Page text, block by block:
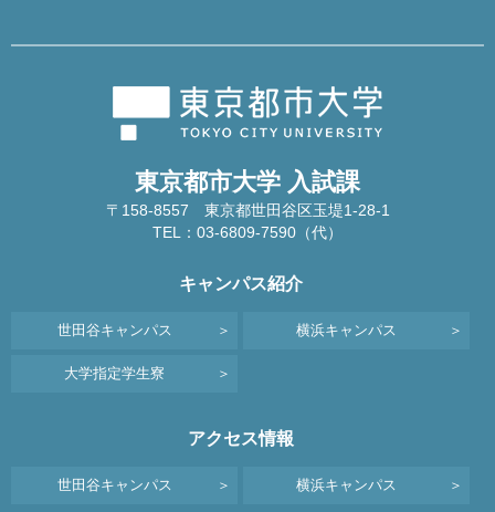
東京都市大学 入試課
〒158-8557 東京都世田谷区玉堤1-28-1
TEL：03-6809-7590（代）
キャンパス紹介
世田谷キャンパス 横浜キャンパス
大学指定学生寮
アクセス情報
世田谷キャンパス 横浜キャンパス